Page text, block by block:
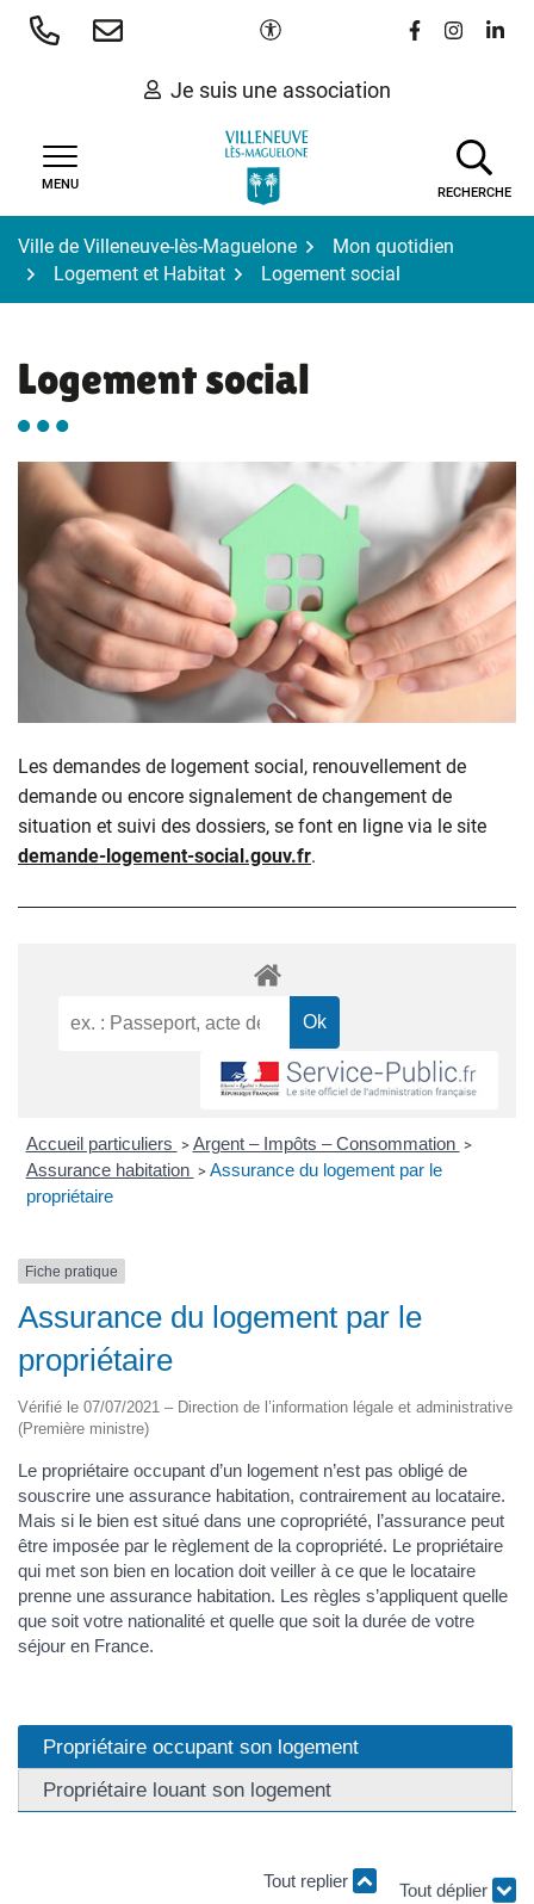
Aller
Paramètres d'accessibilité
Lien vers le
Lien vers
Lien
Je suis une association
MENU
RECHERCHE
Ville de Villeneuve-lès-Maguelone
Mon quotidien
Logement et Habitat
Logement social
Logement social
Les demandes de logement social, renouvellement de
demande ou encore signalement de changement de
situation et suivi des dossiers, se font en ligne via le site
demande-logement-social.gouv.fr.
Accueil particuliers > Argent – Impôts – Consommation >
Assurance habitation > Assurance du logement par le
propriétaire
Fiche pratique
Assurance du logement par le
propriétaire
Vérifié le 07/07/2021 – Direction de l’information légale et administrative
(Première ministre)
Le propriétaire occupant d’un logement n’est pas obligé de
souscrire une assurance habitation, contrairement au locataire.
Mais si le bien est situé dans une copropriété, l’assurance peut
être imposée par le règlement de la copropriété. Le propriétaire
qui met son bien en location doit veiller à ce que le locataire
prenne une assurance habitation. Les règles s’appliquent quelle
que soit votre nationalité et quelle que soit la durée de votre
séjour en France.
Propriétaire occupant son logement
Propriétaire louant son logement
Tout replier
Tout déplier